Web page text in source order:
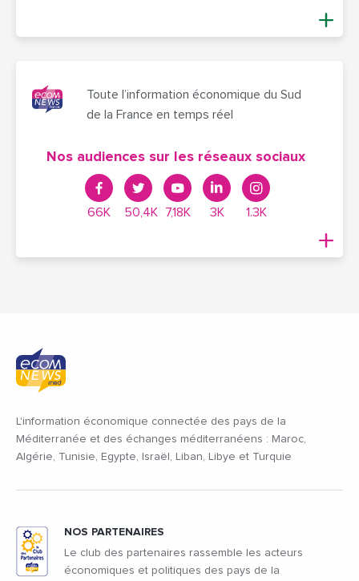
Toute l’information économique du Sud
de la France en temps réel
Nos audiences sur les réseaux sociaux
66K 50,4K 7,18K 3K 1.3K
L'information économique connectée des pays de la
Méditerranée et des échanges méditerranéens : Maroc,
Algérie, Tunisie, Egypte, Israël, Liban, Libye et Turquie
NOS PARTENAIRES
Le club des partenaires rassemble les acteurs
économiques et politiques des pays de la